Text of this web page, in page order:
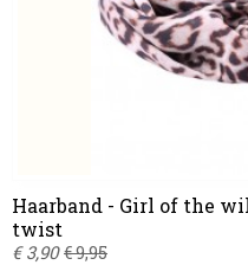
Haarband - Girl of the
twist
€ 3,90 € 9,95